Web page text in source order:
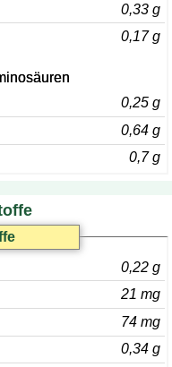
0,33 g
0,17 g
0,25 g
0,64 g
0,7 g
0,22 g
21 mg
74 mg
0,34 g